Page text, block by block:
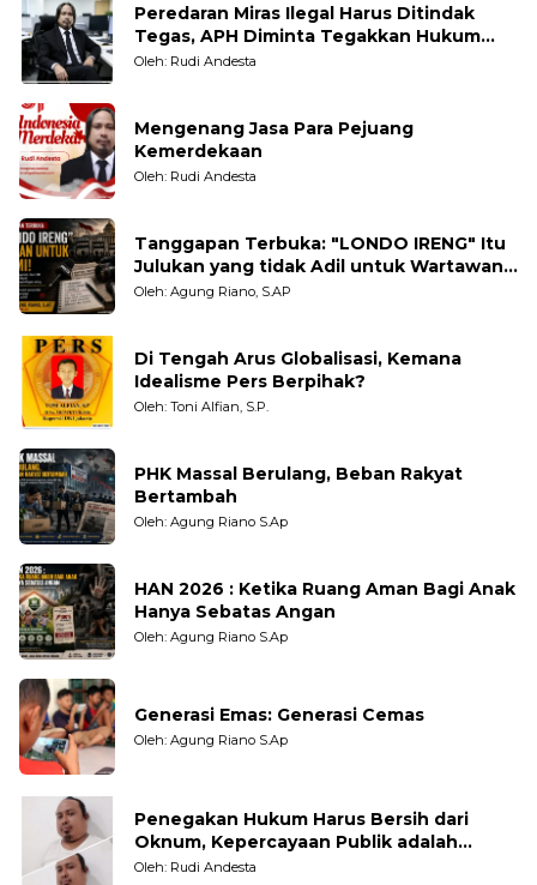
Peredaran Miras Ilegal Harus Ditindak
Tegas, APH Diminta Tegakkan Hukum
Tanpa Pandang Bulu
Oleh: Rudi Andesta
Mengenang Jasa Para Pejuang
Kemerdekaan
Oleh: Rudi Andesta
Tanggapan Terbuka: "LONDO IRENG" Itu
Julukan yang tidak Adil untuk Wartawan,
Pengamat dan LSM
Oleh: Agung Riano, S.AP
Di Tengah Arus Globalisasi, Kemana
Idealisme Pers Berpihak?
Oleh: Toni Alfian, S.P.
PHK Massal Berulang, Beban Rakyat
Bertambah
Oleh: Agung Riano S.Ap
HAN 2026 : Ketika Ruang Aman Bagi Anak
Hanya Sebatas Angan
Oleh: Agung Riano S.Ap
Generasi Emas: Generasi Cemas
Oleh: Agung Riano S.Ap
Penegakan Hukum Harus Bersih dari
Oknum, Kepercayaan Publik adalah
Taruhannya
Oleh: Rudi Andesta